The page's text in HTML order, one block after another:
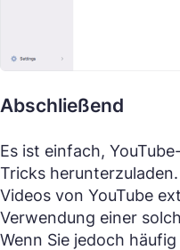
Abschließend
Es ist einfach,
Tricks
Videos von YouTube
Verwendung einer
Wenn Sie jedoch